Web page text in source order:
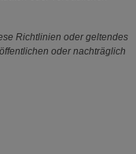
Richtlinien oder geltendes
oder nachträglich